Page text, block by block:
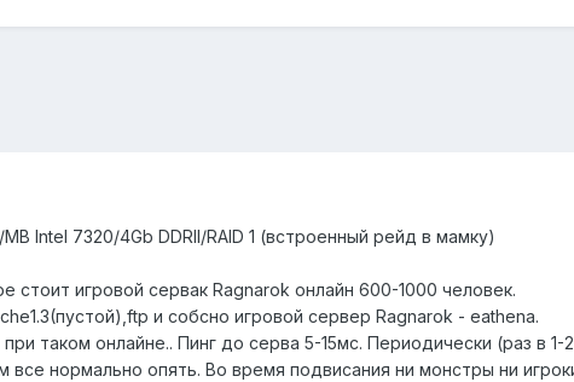
Intel 7320/4Gb DDRII/RAID 1 (встроенный рейд в мамку)
игровой сервак Ragnarok онлайн 600-1000 человек.
и собсно игровой сервер Ragnarok - eathena.
таком онлайне.. Пинг до серва 5-15мс. Периодически (раз в
все нормально опять. Во время подвисания ни монстры ни